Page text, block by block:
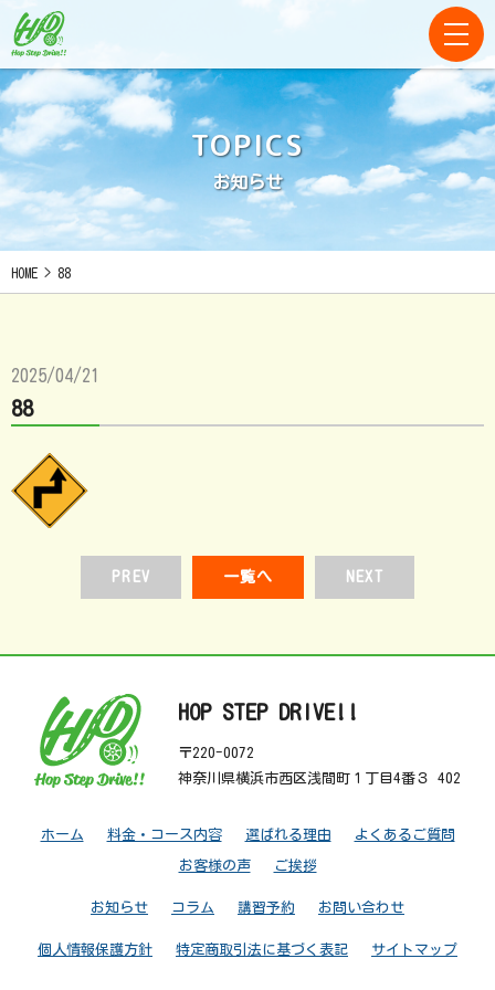
TOPICS
お知らせ
HOME > 88
2025/04/21
88
PREV 一覧へ NEXT
HOP STEP DRIVE!!
〒220-0072
神奈川県横浜市西区浅間町１丁目4番３ 402
ホーム 料金・コース内容 選ばれる理由 よくあるご質問
お客様の声 ご挨拶
お知らせ コラム 講習予約 お問い合わせ
個人情報保護方針 特定商取引法に基づく表記 サイトマップ